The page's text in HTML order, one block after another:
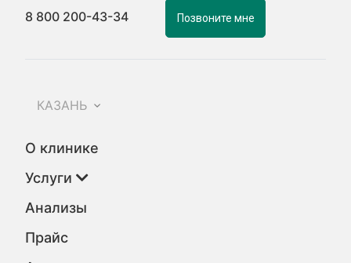
8 800 200-43-34 Позвоните мне
КАЗАНЬ
О клинике
Услуги
Анализы
Прайс